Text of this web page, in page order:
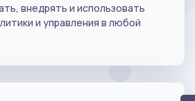
внедрять и использовать
и управления в любой